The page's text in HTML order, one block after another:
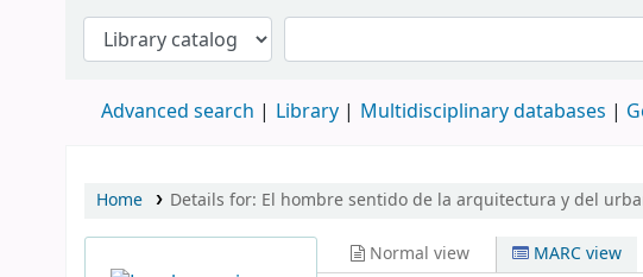
Advanced search Library Multidisciplinary databases |
Home Details for: El hombresentido de la arquitectura y del
Normal view MARC view